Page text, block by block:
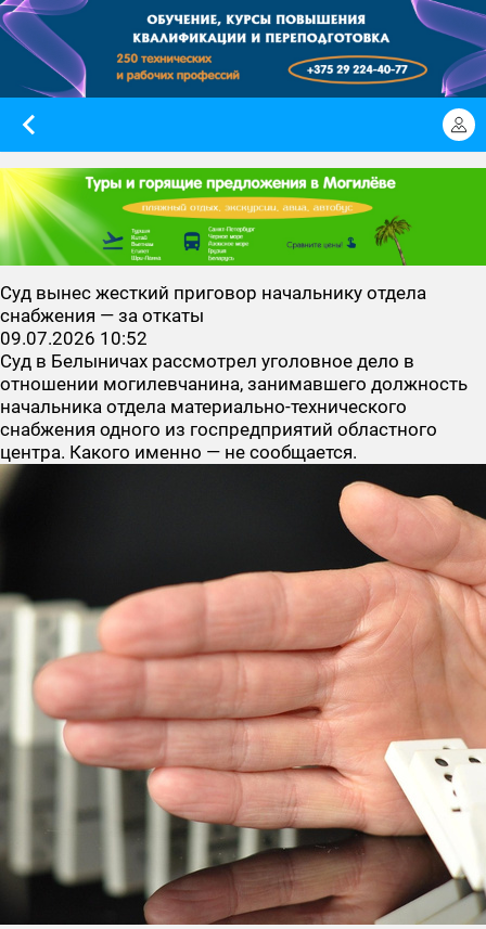
Суд вынес жесткий приговор начальнику отдела
снабжения — за откаты
09.07.2026 10:52
Суд в Белыничах рассмотрел уголовное дело в
отношении могилевчанина, занимавшего должность
начальника отдела материально-технического
снабжения одного из госпредприятий областного
центра. Какого именно — не сообщается.